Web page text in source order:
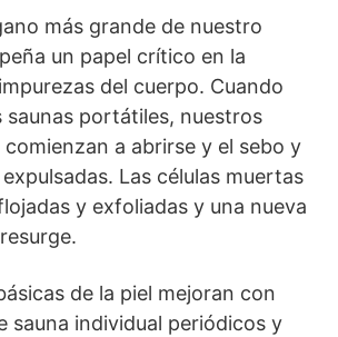
más grande de nuestro
un papel crítico en la
del cuerpo. Cuando
saunas portátiles, nuestros
a abrirse y el sebo y
Las células muertas
y exfoliadas y una nueva
de la piel mejoran con
sauna individual periódicos y